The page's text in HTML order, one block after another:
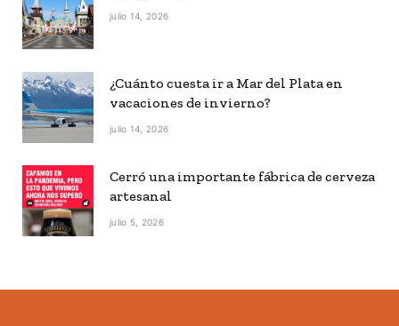
julio 14, 2026
¿Cuánto cuesta ir a Mar del Plata en
vacaciones de invierno?
julio 14, 2026
Cerró una importante fábrica de cerveza
artesanal
julio 5, 2026